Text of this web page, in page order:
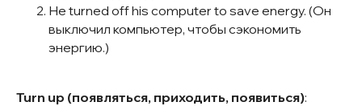
He turned off his computer to save energy. (Он
выключил компьютер, чтобы сэкономить
энергию.)
Turn up (появляться, приходить, появиться):